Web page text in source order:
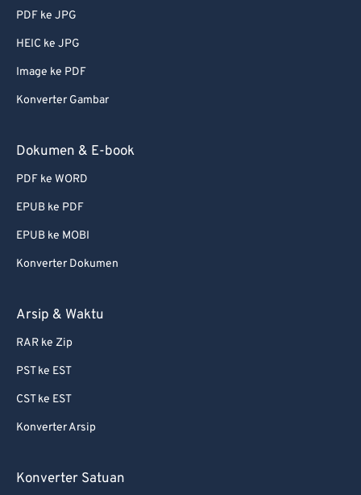
PDF ke JPG
HEIC ke JPG
Image ke PDF
Konverter Gambar
Dokumen & E-book
PDF ke WORD
EPUB ke PDF
EPUB ke MOBI
Konverter Dokumen
Arsip & Waktu
RAR ke Zip
PST ke EST
CST ke EST
Konverter Arsip
Konverter Satuan